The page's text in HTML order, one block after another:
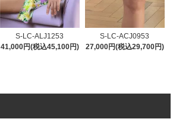
S-LC-ALJ1253
41,000円(税込45,100円)
S-LC-ACJ0953
27,000円(税込29,700円)